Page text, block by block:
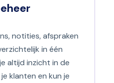
notities, afspraken
in één
altijd inzicht in de
klanten en kun je